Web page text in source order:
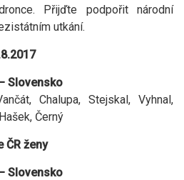
Přijďte podpořit národní
utkání.
Slovensko
Chalupa, Stejskal, Vyhnal,
Černý
ženy
Slovensko